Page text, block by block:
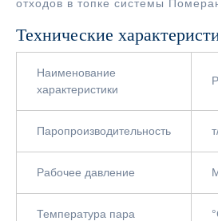
отходов в топке системы
Технические
Наименование
характеристики
Паропроизводительность
Рабочее давление
Температура пара